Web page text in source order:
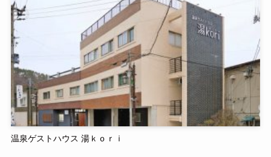
温泉ゲストハウス 湯ｋｏｒｉ